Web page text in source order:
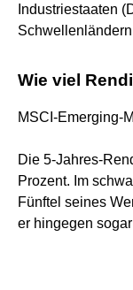
Industriestaaten
Wie viel
MSCI-Emerging-
Die 5-Jahres-
Prozent. Im
Fünftel seines
er hingegen